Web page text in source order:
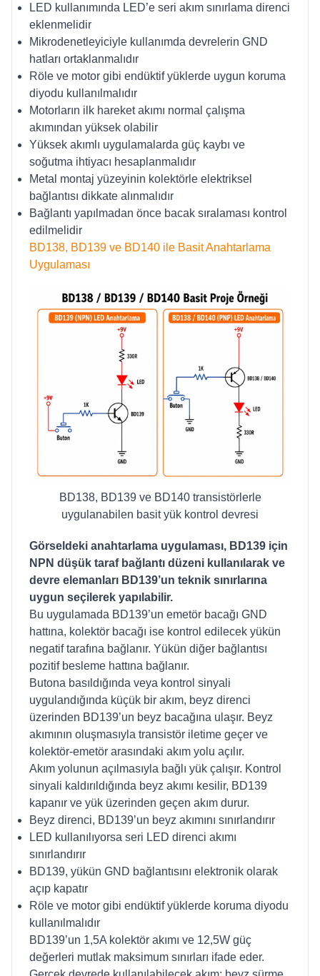
LED kullanımında LED’e seri akım sınırlama direnci
eklenmelidir
Mikrodenetleyiciyle kullanımda devrelerin GND
hatları ortaklanmalıdır
Röle ve motor gibi endüktif yüklerde uygun koruma
diyodu kullanılmalıdır
Motorların ilk hareket akımı normal çalışma
akımından yüksek olabilir
Yüksek akımlı uygulamalarda güç kaybı ve
soğutma ihtiyacı hesaplanmalıdır
Metal montaj yüzeyinin kolektörle elektriksel
bağlantısı dikkate alınmalıdır
Bağlantı yapılmadan önce bacak sıralaması kontrol
edilmelidir
BD138, BD139 ve BD140 ile Basit Anahtarlama
Uygulaması
BD138, BD139 ve BD140 transistörlerle
uygulanabilen basit yük kontrol devresi
Görseldeki anahtarlama uygulaması, BD139 için
NPN düşük taraf bağlantı düzeni kullanılarak ve
devre elemanları BD139’un teknik sınırlarına
uygun seçilerek yapılabilir.
Bu uygulamada BD139’un emetör bacağı GND
hattına, kolektör bacağı ise kontrol edilecek yükün
negatif tarafına bağlanır. Yükün diğer bağlantısı
pozitif besleme hattına bağlanır.
Butona basıldığında veya kontrol sinyali
uygulandığında küçük bir akım, beyz direnci
üzerinden BD139’un beyz bacağına ulaşır. Beyz
akımının oluşmasıyla transistör iletime geçer ve
kolektör-emetör arasındaki akım yolu açılır.
Akım yolunun açılmasıyla bağlı yük çalışır. Kontrol
sinyali kaldırıldığında beyz akımı kesilir, BD139
kapanır ve yük üzerinden geçen akım durur.
Beyz direnci, BD139’un beyz akımını sınırlandırır
LED kullanılıyorsa seri LED direnci akımı
sınırlandırır
BD139, yükün GND bağlantısını elektronik olarak
açıp kapatır
Röle ve motor gibi endüktif yüklerde koruma diyodu
kullanılmalıdır
BD139’un 1,5A kolektör akımı ve 12,5W güç
değerleri mutlak maksimum sınırları ifade eder.